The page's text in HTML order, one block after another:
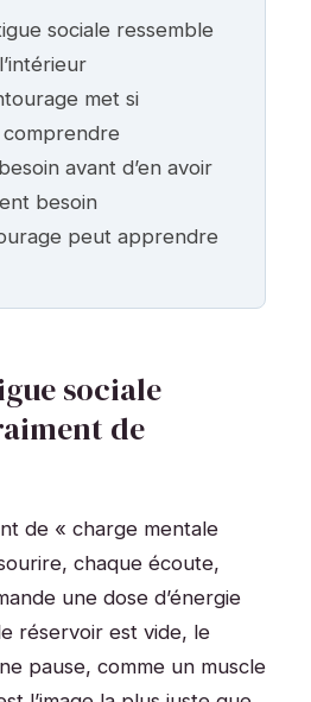
sociale ressemble
met si
avant d’en avoir
besoin
peut apprendre
sociale
de
de « charge mentale
chaque écoute,
une dose d’énergie
réservoir est vide, le
pause, comme un muscle